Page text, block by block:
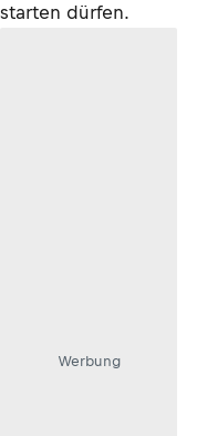
starten dürfen.
Werbung